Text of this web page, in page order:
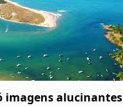
imagens alucinantes